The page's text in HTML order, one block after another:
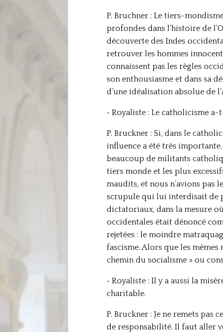
P. Bruchner : Le tiers-
profondes dans l’histoire de
découverte des Indes
retrouver les hommes
connaissent pas les règles
son enthousiasme et dans sa
d’une idéalisation absolue de
• Royaliste : Le catholicisme
P. Bruckner : Si, dans le
influence a été très
beaucoup de militants
tiers monde et les plus
maudits, et nous n’avions pas
scrupule qui lui interdisait de
dictatoriaux, dans la mesure
occidentales était dénoncé
rejetées : le moindre
fascisme. Alors que les mêmes
chemin du socialisme » ou
• Royaliste : Il y a aussi la
charitable.
P. Bruckner : Je ne remets
de responsabilité. Il faut aller